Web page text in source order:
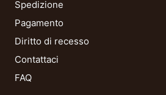
Spedizione
Pagamento
Diritto di recesso
Contattaci
FAQ